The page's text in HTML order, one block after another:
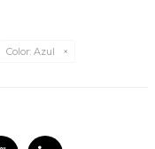
Color: Azul